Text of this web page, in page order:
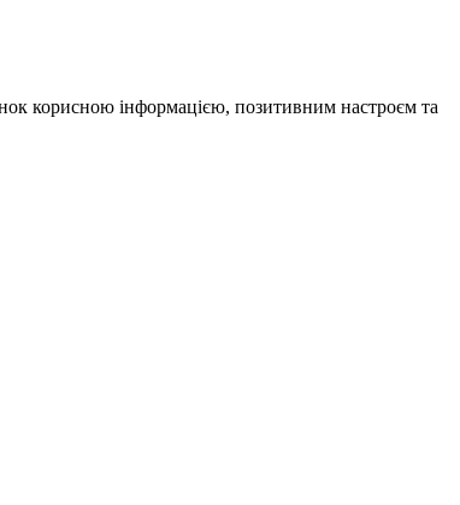
корисною інформацією, позитивним настроєм та